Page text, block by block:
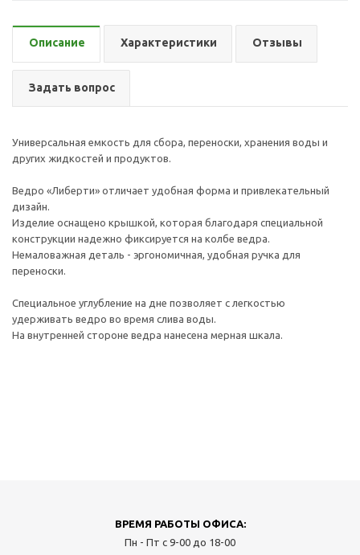
Описание Характеристики Отзывы
Задать вопрос
Универсальная емкость для сбора, переноски, хранения воды и
других жидкостей и продуктов.
Ведро «Либерти» отличает удобная форма и привлекательный
дизайн.
Изделие оснащено крышкой, которая благодаря специальной
конструкции надежно фиксируется на колбе ведра.
Немаловажная деталь - эргономичная, удобная ручка для
переноски.
Специальное углубление на дне позволяет с легкостью
удерживать ведро во время слива воды.
На внутренней стороне ведра нанесена мерная шкала.
ВРЕМЯ РАБОТЫ ОФИСА:
Пн - Пт с 9-00 до 18-00